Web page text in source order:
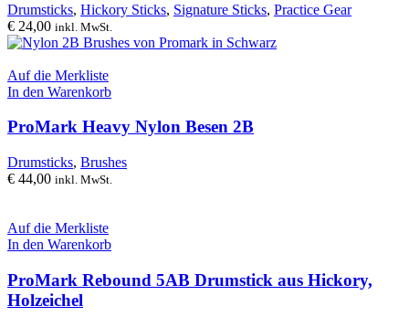
Drumsticks, Hickory Sticks, Signature Sticks, Practice Gear
€ 24,00 inkl. MwSt.
Auf die Merkliste
In den Warenkorb
ProMark Heavy Nylon Besen 2B
Drumsticks, Brushes
€ 44,00 inkl. MwSt.
Auf die Merkliste
In den Warenkorb
ProMark Rebound 5AB Drumstick aus Hickory,
Holzeichel